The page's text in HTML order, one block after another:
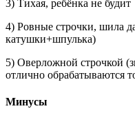
3) Тихая, ребёнка не будит
4) Ровные строчки, шила
катушки+шпулька)
5) Оверложной строчкой
отлично обрабатываются
Минусы